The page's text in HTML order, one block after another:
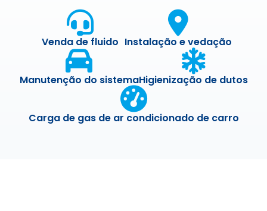
Venda de fluido Instalação e vedação
Manutenção do sistemaHigienização de dutos
Carga de gas de ar condicionado de carro